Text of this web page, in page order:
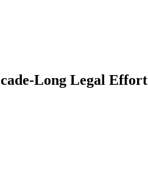
Long Legal Effort